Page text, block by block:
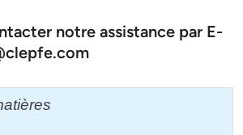
notre assistance par E-